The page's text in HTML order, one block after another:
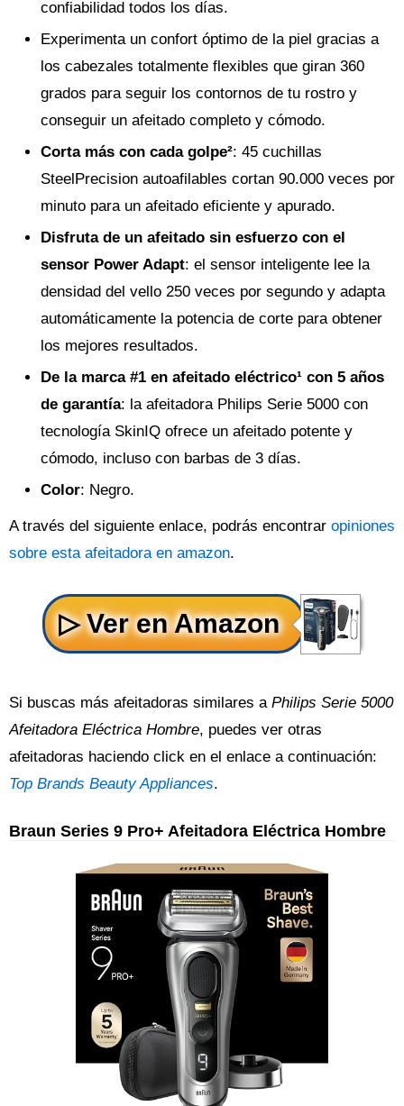
confiabilidad todos los días.
Experimenta un confort óptimo de la piel gracias a
los cabezales totalmente flexibles que giran 360
grados para seguir los contornos de tu rostro y
conseguir un afeitado completo y cómodo.
Corta más con cada golpe²: 45 cuchillas
SteelPrecision autoafilables cortan 90.000 veces por
minuto para un afeitado eficiente y apurado.
Disfruta de un afeitado sin esfuerzo con el
sensor Power Adapt: el sensor inteligente lee la
densidad del vello 250 veces por segundo y adapta
automáticamente la potencia de corte para obtener
los mejores resultados.
De la marca #1 en afeitado eléctrico¹ con 5 años
de garantía: la afeitadora Philips Serie 5000 con
tecnología SkinIQ ofrece un afeitado potente y
cómodo, incluso con barbas de 3 días.
Color: Negro.
A través del siguiente enlace, podrás encontrar opiniones
sobre esta afeitadora en amazon.
Si buscas más afeitadoras similares a Philips Serie 5000
Afeitadora Eléctrica Hombre, puedes ver otras
afeitadoras haciendo click en el enlace a continuación:
Top Brands Beauty Appliances.
Braun Series 9 Pro+ Afeitadora Eléctrica Hombre